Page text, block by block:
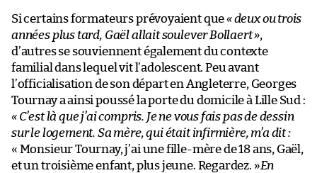
Si certains formateurs prévoyaient que« deux ou trois
années plus tard, Gaël allait soulever Bollaert »,
d’autres se souviennent également du contexte
familial dans lequel vit l’adolescent. Peu avant
l’officialisation de son départ en Angleterre, Georges
Tournay a ainsi poussé la porte du domicile à Lille Sud :
« C’est là que j’ai compris. Je ne vous fais pas de dessin
sur le logement. Sa mère, qui était infirmière, m’a dit :
« Monsieur Tournay, j’ai une fille-mère de 18 ans, Gaël,
et un troisième enfant, plus jeune. Regardez. »En